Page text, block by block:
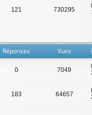
121 730295
Réponses Vues
0 7049
183 64657